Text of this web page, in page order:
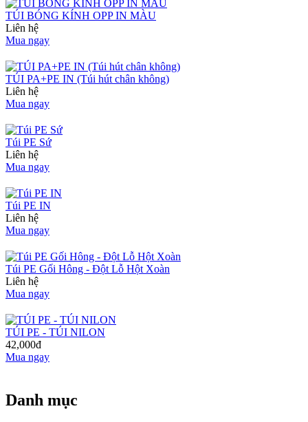
TÚI BÓNG KÍNH OPP IN MÀU
Liên hệ
Mua ngay
TÚI PA+PE IN (Túi hút chân không)
Liên hệ
Mua ngay
Túi PE Sứ
Liên hệ
Mua ngay
Túi PE IN
Liên hệ
Mua ngay
Túi PE Gối Hông - Đột Lỗ Hột Xoàn
Liên hệ
Mua ngay
TÚI PE - TÚI NILON
42,000đ
Mua ngay
Danh mục